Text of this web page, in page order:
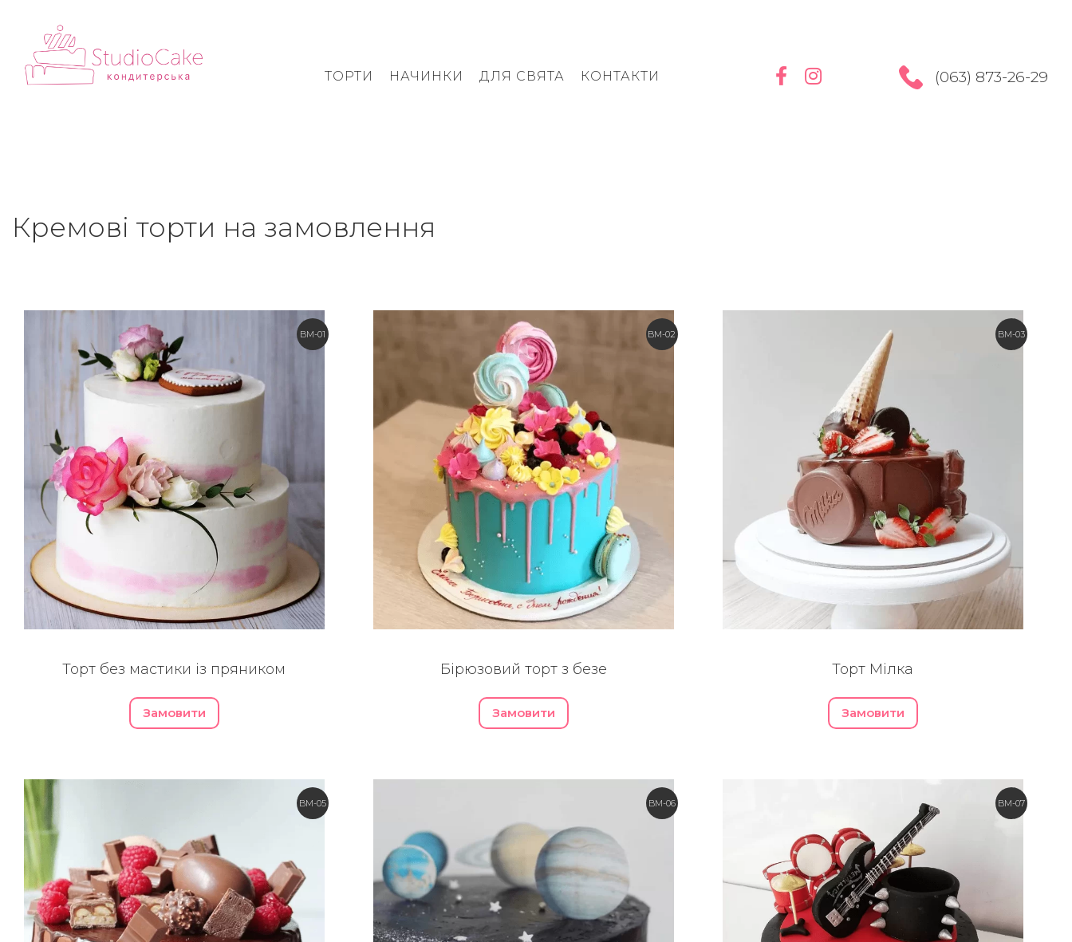
ТОРТИ НАЧИНКИ ДЛЯ СВЯТА КОНТАКТИ (063) 873-26-29
Кремові торти на замовлення
BM-01
Торт без мастики із пряником
Замовити
BM-02
Бірюзовий торт з безе
Замовити
BM-03
Торт Мілка
Замовити
BM-05 BM-06 BM-07